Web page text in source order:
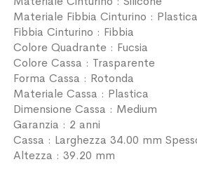
Materiale Fibbia Cinturino : Plastica
Fibbia Cinturino : Fibbia
Colore Quadrante : Fucsia
Colore Cassa : Trasparente
Forma Cassa : Rotonda
Materiale Cassa : Plastica
Dimensione Cassa : Medium
Garanzia : 2 anni
Cassa : Larghezza 34.00 mm
Altezza : 39.20 mm